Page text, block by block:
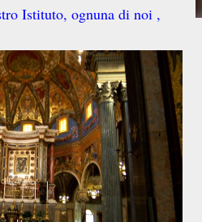
Istituto, ognuna di noi ,